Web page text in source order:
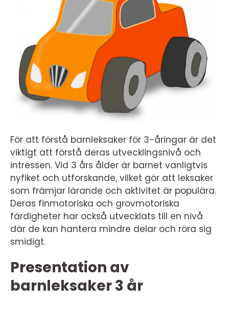
För att förstå barnleksaker för 3-åringar är det
viktigt att förstå deras utvecklingsnivå och
intressen. Vid 3 års ålder är barnet vanligtvis
nyfiket och utforskande, vilket gör att leksaker
som främjar lärande och aktivitet är populära.
Deras finmotoriska och grovmotoriska
färdigheter har också utvecklats till en nivå
där de kan hantera mindre delar och röra sig
smidigt.
Presentation av
barnleksaker 3 år